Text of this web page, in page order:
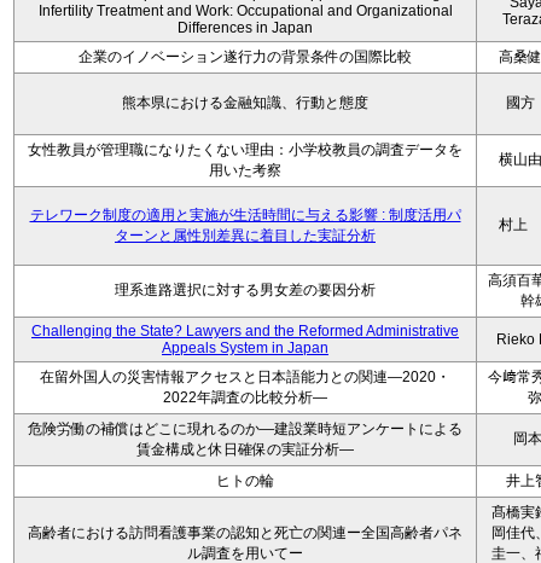
Infertility Treatment and Work: Occupational and Organizational
Differences in Japan
企業のイノベーション遂行力の背景条件の国際比較 高桑
熊本県における金融知識、行動と態度 國
女性教員が管理職になりたくない理由：小学校教員の調査データを
用いた考察
横山
テレワーク制度の適用と実施が生活時間に与える影響 : 制度活用パ
ターンと属性別差異に着目した実証分析
村上
理系進路選択に対する男女差の要因分析
高須百
幹
Challenging the State? Lawyers and the Reformed Administrative
Appeals System in Japan
Rieko
在留外国人の災害情報アクセスと日本語能力との関連―2020・
2022年調査の比較分析―
今﨑常
弥
危険労働の補償はどこに現れるのか―建設業時短アンケートによる
賃金構成と休日確保の実証分析―
岡
ヒトの輪 井上
高齢者における訪問看護事業の認知と死亡の関連ー全国高齢者パネ
ル調査を用いてー
髙橋実
岡佳代
圭一、